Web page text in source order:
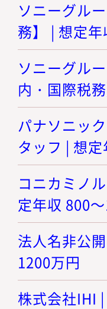
ソニーグル
務】 | 想定
ソニーグル
内・国際税
パナソニッ
タッフ | 想
コニカミノ
定年収 800
法人名非公
1200万円
株式会社IHI